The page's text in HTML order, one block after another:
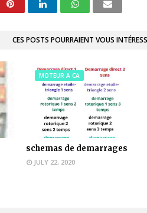
CES POSTS POURRAIENT VOUS
MOTEUR A CA
schemas de demarrages
JULY 22, 2020